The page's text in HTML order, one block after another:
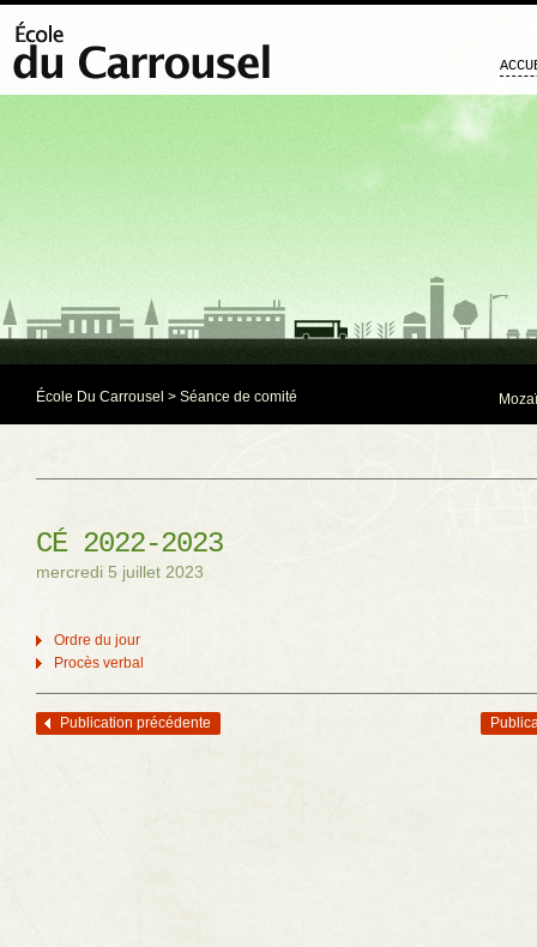
École Du Carrousel > Séance de comité
CÉ 2022-2023
mercredi 5 juillet 2023
Ordre du jour
Procès verbal
Navigation des articles
Publication précédente